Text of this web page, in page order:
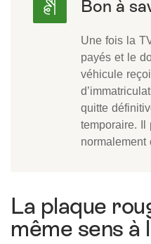
Une fois la
payés et le
véhicule
quitte
temporaire. Il
normalement
La plaque
même sens à